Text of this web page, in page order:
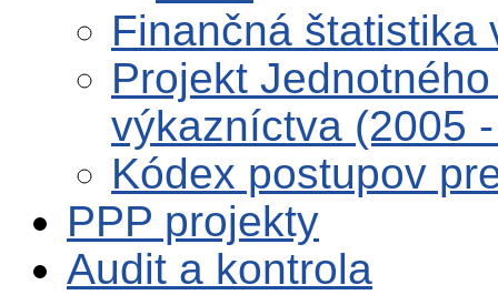
Finančná štatistika
Projekt
výkazníctva (2005
Kódex postupov
PPP projekty
Audit a kontrola